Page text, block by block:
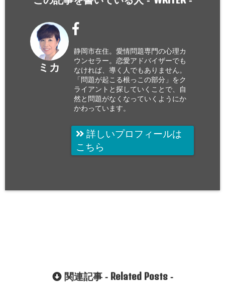
ミカ
静岡市在住。愛情問題専門の心理カ
ウンセラー。恋愛アドバイザーでも
なければ、導く人でもありません。
「問題が起こる根っこの部分」をク
ライアントと探していくことで、自
然と問題がなくなっていくようにか
かわっています。
詳しいプロフィールは
こちら
関連記事 - Related Posts-